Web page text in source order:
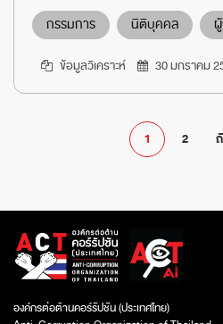
กรรมการ นิติบุคคล
ข้อมูลวิเคราะห์ 30 มกราคม
1 2
องค์กรต่อต้านคอร์รัปชัน (ประเทศไทย)